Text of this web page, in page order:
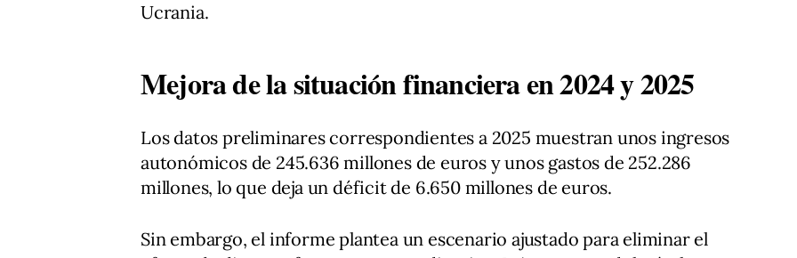
Ucrania.
Mejora de la situación financiera en 2024 y 2025
Los datos preliminares correspondientes a 2025 muestran unos ingresos
autonómicos de 245.636 millones de euros y unos gastos de 252.286
millones, lo que deja un déficit de 6.650 millones de euros.
Sin embargo, el informe plantea un escenario ajustado para eliminar el